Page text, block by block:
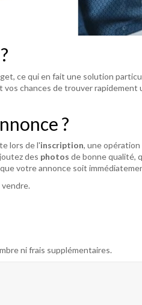
ce qui en fait une solution
chances de trouver rapidement
?
lors de l'inscription, une
des photos de bonne qualité,
votre annonce soit
ni frais supplémentaires.